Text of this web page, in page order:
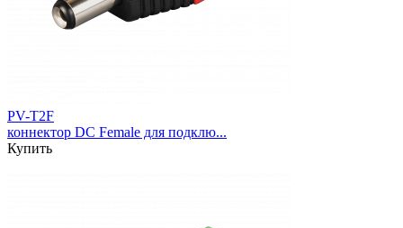
PV-T2F
коннектор DC Female для подклю...
Купить